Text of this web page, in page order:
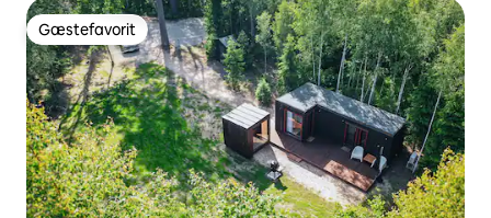
Gæstefavorit
Gæstefavorit